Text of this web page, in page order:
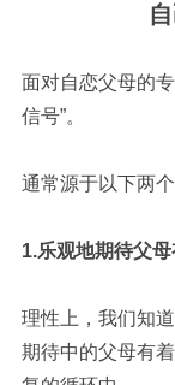
面对自恋父母的
信号”。
通常源于以下两个
1.乐观地期待父
理性上，我们知
期待中的父母有